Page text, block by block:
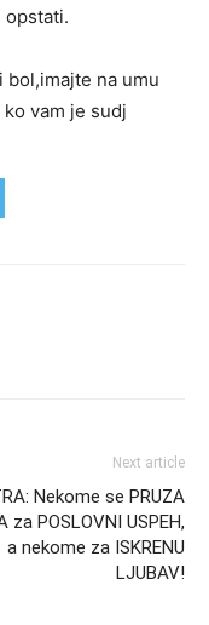
opstati.
na umu
vam je sudj
Next article
Nekome se PRUZA
za POSLOVNI USPEH,
a nekome za ISKRENU
LJUBAV!